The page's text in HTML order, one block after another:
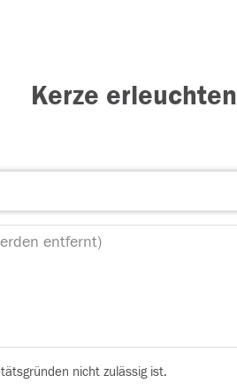
Kerze erleuchten
nicht zulässig ist.